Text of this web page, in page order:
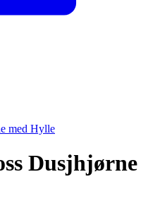
med Hylle
Dusjhjørne